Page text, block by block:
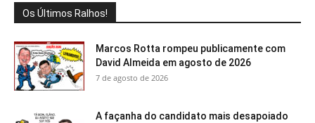
Os Últimos Ralhos!
Marcos Rotta rompeu publicamente com
David Almeida em agosto de 2026
7 de agosto de 2026
A façanha do candidato mais desapoiado